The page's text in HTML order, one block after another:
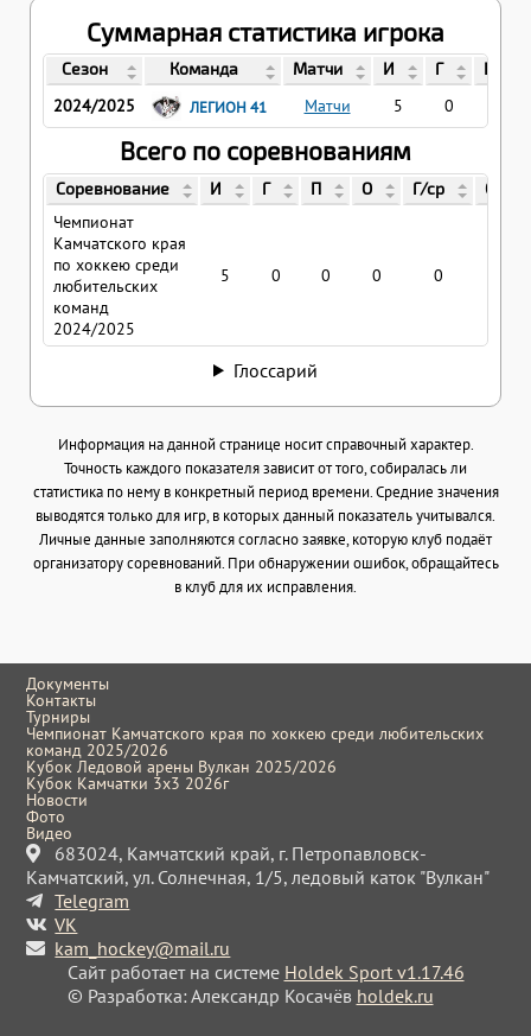
Суммарная статистика игрока
Сезон Команда Матчи И Г П
2024/2025 ЛЕГИОН 41 Матчи 5 0
Всего по соревнованиям
Соревнование И Г П О Г/ср О/ср
Чемпионат
Камчатского края
по хоккею среди
любительских
команд
2024/2025
5 0 0 0 0
Глоссарий
Информация на данной странице носит справочный характер.
Точность каждого показателя зависит от того, собиралась ли
статистика по нему в конкретный период времени. Средние значения
выводятся только для игр, в которых данный показатель учитывался.
Личные данные заполняются согласно заявке, которую клуб подаёт
организатору соревнований. При обнаружении ошибок, обращайтесь
в клуб для их исправления.
Документы
Контакты
Турниры
Чемпионат Камчатского края по хоккею среди любительских
команд 2025/2026
Кубок Ледовой арены Вулкан 2025/2026
Кубок Камчатки 3x3 2026г
Новости
Фото
Видео
683024, Камчатский край, г. Петропавловск-
Камчатский, ул. Солнечная, 1/5, ледовый каток "Вулкан"
Telegram
VK
kam_hockey@mail.ru
Сайт работает на системе Holdek Sport v1.17.46
© Разработка: Александр Косачёв holdek.ru